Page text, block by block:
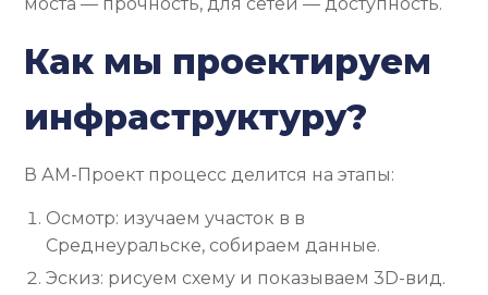
Как мы проектируем
инфраструктуру?
В АМ-Проект процесс делится на этапы:
Осмотр: изучаем участок в в
Среднеуральске, собираем данные.
Эскиз: рисуем схему и показываем 3D-вид.